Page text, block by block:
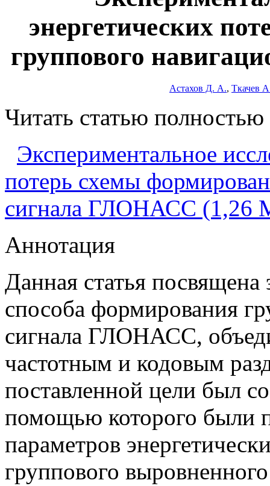
энергетических
группового
Астахов Д. А., Ткачев
Читать статью полностью
Экспериментальное
потерь схемы
сигнала ГЛОНАСС (1,26
Аннотация
Данная статья
способа формирования
сигнала ГЛОНАСС,
частотным и кодовым
поставленной цели был
помощью которого были
параметров
группового